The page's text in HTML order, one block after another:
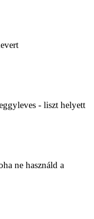
- liszt helyett
ne használd a